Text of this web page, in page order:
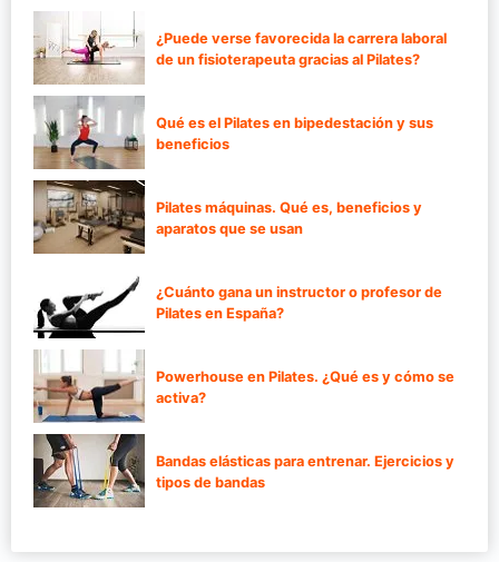
¿Puede verse favorecida la carrera laboral
de un fisioterapeuta gracias al Pilates?
Qué es el Pilates en bipedestación y sus
beneficios
Pilates máquinas. Qué es, beneficios y
aparatos que se usan
¿Cuánto gana un instructor o profesor de
Pilates en España?
Powerhouse en Pilates. ¿Qué es y cómo se
activa?
Bandas elásticas para entrenar. Ejercicios y
tipos de bandas